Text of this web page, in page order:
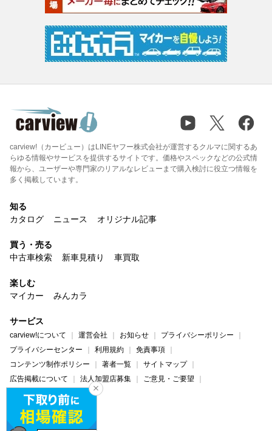
carview!（カービュー）はLINEヤフー株式会社が運営するクルマに関するあ
らゆる情報やサービスを提供するサイトです。価格やスペックなどの公式情
報から、ユーザーや専門家のリアルなレビューまで購入検討に役立つ情報を
多く掲載しています。
知る
カタログ
ニュース オリジナル記事
買う・売る
中古車検索
新車見積り 車買取
楽しむ
マイカー
みんカラ
サービス
carview!について 運営会社 お知らせ
プライバシーポリシー
プライバシーセンター
利用規約
免責事項
コンテンツ制作ポリシー
著者一覧
サイトマップ
広告掲載について
法人加盟店募集
ご意見・ご要望
ヘルプ・お問い合わせ
carview! Yahoo! JAPAN